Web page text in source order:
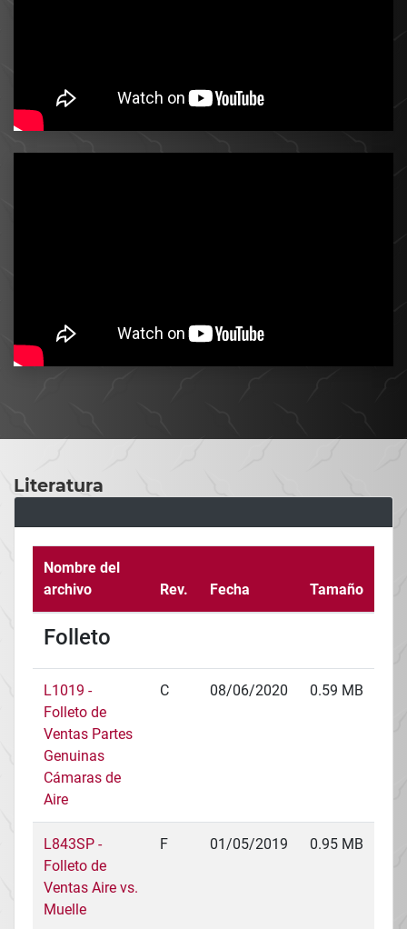
Literatura
Nombre del
archivo
Rev. Fecha Tamaño
Folleto
L1019 -
Folleto de
Ventas Partes
Genuinas
Cámaras de
Aire
C 08/06/2020 0.59 MB
L843SP -
Folleto de
Ventas Aire vs.
Muelle
F 01/05/2019 0.95 MB